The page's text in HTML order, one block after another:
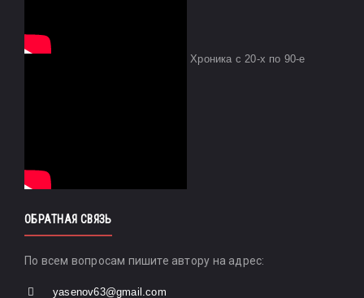
Хроника с 20-х по 90-е
ОБРАТНАЯ СВЯЗЬ
По всем вопросам пишите автору на адрес:
yasenov63@gmail.com